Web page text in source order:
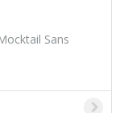
Sans